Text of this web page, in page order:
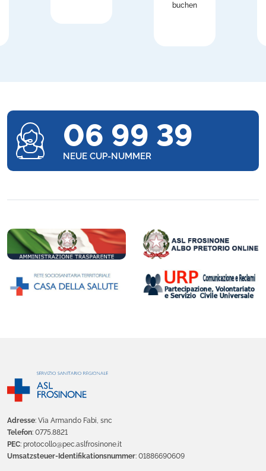
buchen
06 99 39
NEUE CUP-NUMMER
Adresse: Via Armando Fabi, snc
Telefon: 0775.8821
PEC: protocollo@pec.aslfrosinone.it
Umsatzsteuer-Identifikationsnummer: 01886690609